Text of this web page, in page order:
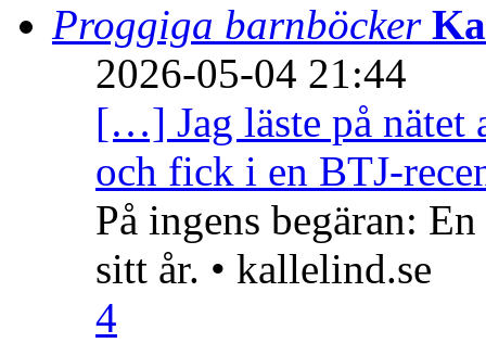
Proggiga barnböcker
2026-05-04 21:44
[…] Jag läste på nätet
och fick i en BTJ-
På ingens begäran:
sitt år. • kallelind.se
4